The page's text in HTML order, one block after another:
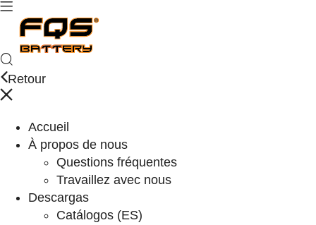
Retour
Accueil
À propos de nous
Questions fréquentes
Travaillez avec nous
Descargas
Catálogos (ES)